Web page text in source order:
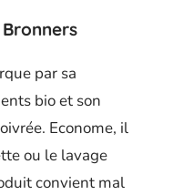
par sa
bio et son
Econome, il
ou le lavage
convient mal